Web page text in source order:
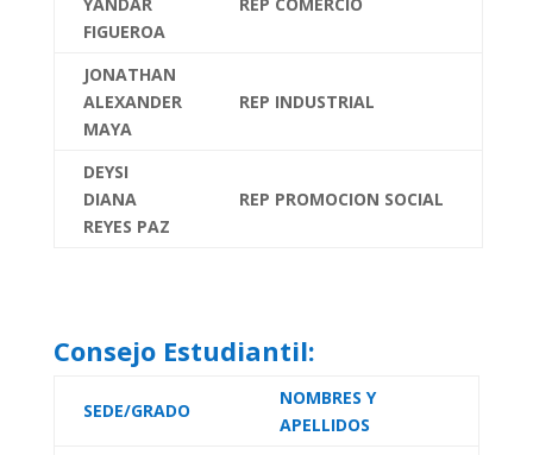
YANDAR
FIGUEROA
REP COMERCIO
JONATHAN
ALEXANDER
MAYA
REP INDUSTRIAL
DEYSI
DIANA
REYES PAZ
REP PROMOCION SOCIAL
Consejo Estudiantil:
SEDE/GRADO
NOMBRES Y
APELLIDOS